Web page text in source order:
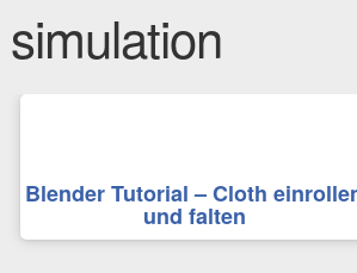
Blender Tutorial – Cloth
und falten